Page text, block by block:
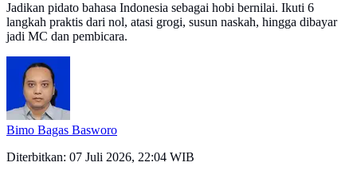
Jadikan pidato bahasa Indonesia sebagai hobi bernilai. Ikuti 6
langkah praktis dari nol, atasi grogi, susun naskah, hingga dibayar
jadi MC dan pembicara.
Bimo Bagas Basworo
Diterbitkan: 07 Juli 2026, 22:04 WIB